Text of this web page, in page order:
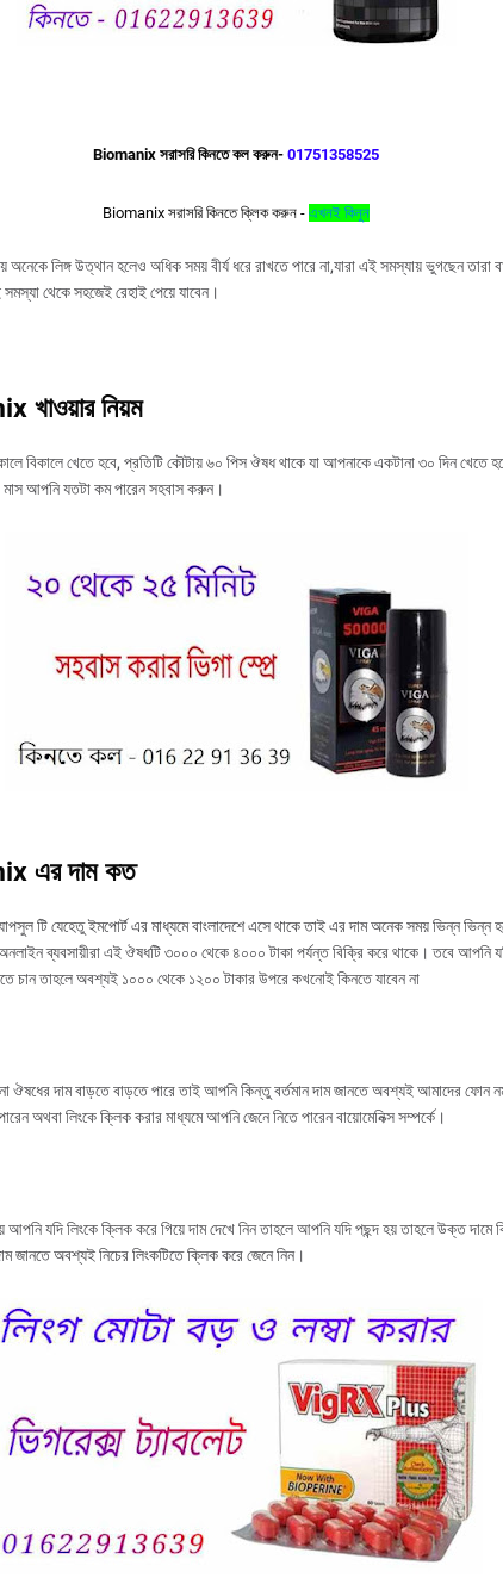
Biomanix সরাসরি কিনতে কল করুন- 01751358525
Biomanix সরাসরি কিনতে ক্লিক করুন - এখনই কিনুন
অনেকে লিঙ্গ উত্থান হলেও অধিক সময় বীর্য ধরে রাখতে পারে না,যারা এই সমস্যায় ভুগছেন তারা
থেকে সহজেই রেহাই পেয়ে যাবেন।
খাওয়ার নিয়ম
বিকালে খেতে হবে, প্রতিটি কৌটায় ৬০ পিস ঔষধ থাকে যা আপনাকে একটানা ৩০ দিন খেতে
আপনি যতটা কম পারেন সহবাস করুন।
এর দাম কত
টি যেহেতু ইমপোর্ট এর মাধ্যমে বাংলাদেশে এসে থাকে তাই এর দাম অনেক সময় ভিন্ন ভিন্ন
ব্যবসায়ীরা এই ঔষধটি ৩০০০ থেকে ৪০০০ টাকা পর্যন্ত বিক্রি করে থাকে। তবে আপনি
চান তাহলে অবশ্যই ১০০০ থেকে ১২০০ টাকার উপরে কখনোই কিনতে যাবেন না
দাম বাড়তে বাড়তে পারে তাই আপনি কিন্তু বর্তমান দাম জানতে অবশ্যই আমাদের ফোন
অথবা লিংকে ক্লিক করার মাধ্যমে আপনি জেনে নিতে পারেন বায়োমেনিক্স সম্পর্কে।
আপনি যদি লিংকে ক্লিক করে গিয়ে দাম দেখে নিন তাহলে আপনি যদি পছন্দ হয় তাহলে উক্ত দামে
জানতে অবশ্যই নিচের লিংকটিতে ক্লিক করে জেনে নিন।